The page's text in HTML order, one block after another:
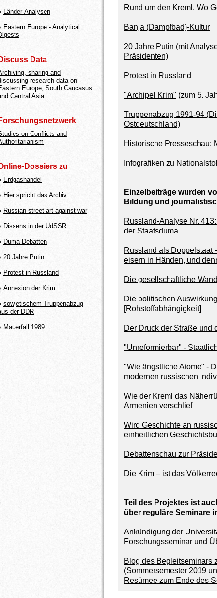
Rund um den Kreml. Wo
Banja (Dampfbad)-Kultur
20 Jahre Putin (mit
Präsidenten)
Protest in Russland
"Archipel Krim" (zum 5.
Truppenabzug 1991-94
Ostdeutschland)
Historische Presseschau:
Infografiken zu
Einzelbeiträge wurden
Bildung und
Russland-Analyse Nr.
der Staatsduma
Russland als Doppelstaat
eisern in Händen, und
Die gesellschaftliche
Die politischen
[Rohstoffabhängigkeit]
Der Druck der Straße und
"Unreformierbar" -
"Wie ängstliche Atome" -
modernen russischen
Wie der Kreml das
Armenien verschlief
Wird Geschichte an
einheitlichen
Debattenschau zur
Die Krim – ist das
Teil des Projektes ist
über reguläre Seminare
Ankündigung der
Forschungsseminar und
Blog des Begleitseminars
(Sommersemester 2019
Resümee zum Ende des
Länder-Analysen
Eastern Europe - Analytical
Data
sharing and
research data on
Europe, South Caucasus
Central Asia
on Conflicts and
Dossiers zu
Erdgashandel
Hier spricht das Archiv
Russian street art against war
Dissens in der UdSSR
Duma-Debatten
20 Jahre Putin
Protest in Russland
Annexion der Krim
sowjetischem Truppenabzug
der DDR
Mauerfall 1989